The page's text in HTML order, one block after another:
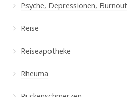
Psyche, Depressionen, Burnout
Reise
Reiseapotheke
Rheuma